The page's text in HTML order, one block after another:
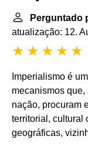
Perguntado
atualização: 12.
Imperialismo é
mecanismos
nação, procuram
territorial, cultural
geográficas,